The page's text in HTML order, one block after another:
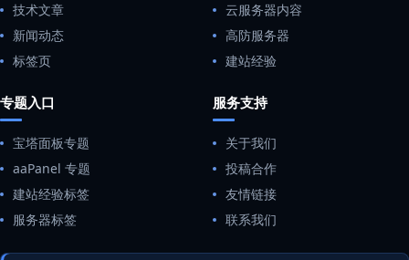
技术文章
新闻动态
标签页
云服务器内容
高防服务器
建站经验
专题入口
宝塔面板专题
aaPanel 专题
建站经验标签
服务器标签
服务支持
关于我们
投稿合作
友情链接
联系我们